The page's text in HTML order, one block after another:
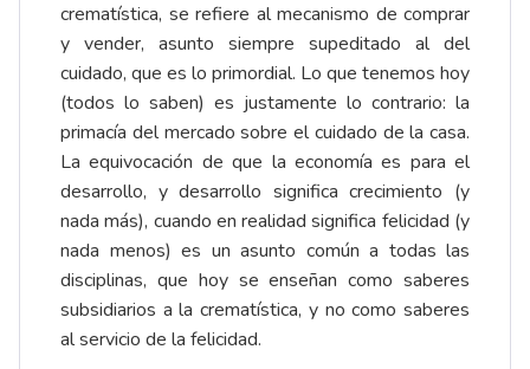
crematística, se refiere al mecanismo de comprar
y vender, asunto siempre supeditado al del
cuidado, que es lo primordial. Lo que tenemos hoy
(todos lo saben) es justamente lo contrario: la
primacía del mercado sobre el cuidado de la casa.
La equivocación de que la economía es para el
desarrollo, y desarrollo significa crecimiento (y
nada más), cuando en realidad significa felicidad (y
nada menos) es un asunto común a todas las
disciplinas, que hoy se enseñan como saberes
subsidiarios a la crematística, y no como saberes
al servicio de la felicidad.